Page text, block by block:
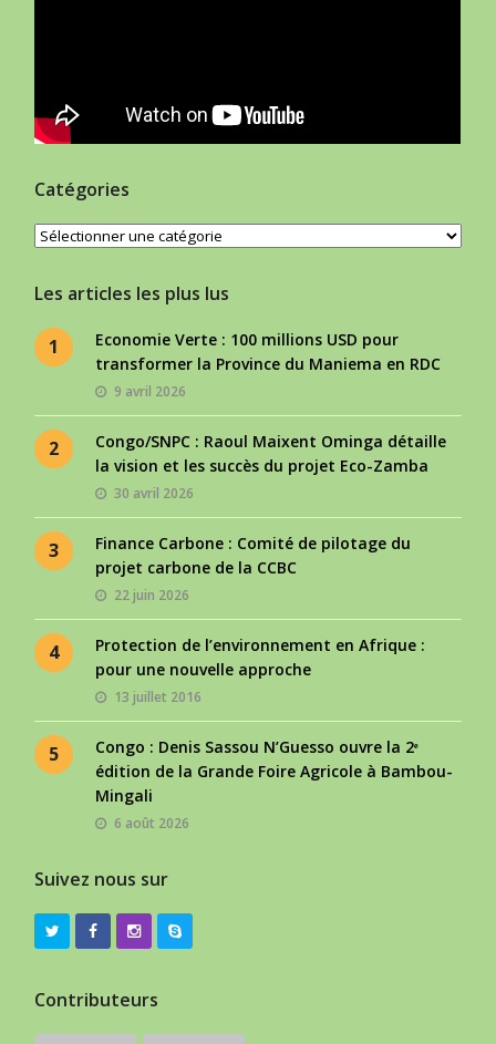
Catégories
Catégories
Les articles les plus lus
1
Economie Verte : 100 millions USD pour
transformer la Province du Maniema en RDC
9 avril 2026
2
Congo/SNPC : Raoul Maixent Ominga détaille
la vision et les succès du projet Eco-Zamba
30 avril 2026
3
Finance Carbone : Comité de pilotage du
projet carbone de la CCBC
22 juin 2026
4
Protection de l’environnement en Afrique :
pour une nouvelle approche
13 juillet 2016
5
Congo : Denis Sassou N’Guesso ouvre la 2ᵉ
édition de la Grande Foire Agricole à Bambou-
Mingali
6 août 2026
Suivez nous sur
Contributeurs